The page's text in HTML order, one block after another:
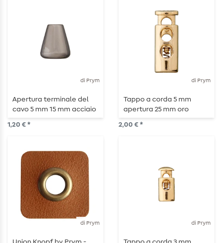
di Prym
Apertura terminale del
cavo 5 mm 15 mm acciaio
lucido
1,20 € *
di Prym
Tappo a corda 5 mm
apertura 25 mm oro
lucido
2,00 € *
di Prym di Prym